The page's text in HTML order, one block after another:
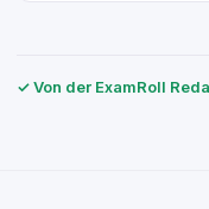
✓ Von der ExamRoll